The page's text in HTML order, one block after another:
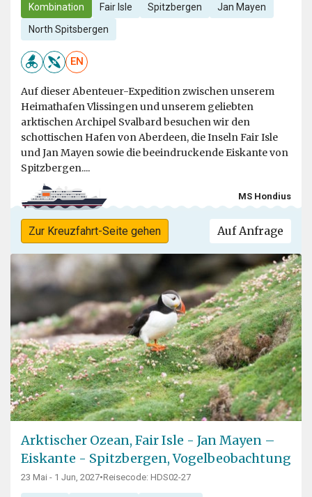
Kombination Fair Isle Spitzbergen Jan Mayen
North Spitsbergen
EN
Auf dieser Abenteuer-Expedition zwischen unserem
Heimathafen Vlissingen und unserem geliebten
arktischen Archipel Svalbard besuchen wir den
schottischen Hafen von Aberdeen, die Inseln Fair Isle
und Jan Mayen sowie die beeindruckende Eiskante von
Spitzbergen....
MS Hondius
Zur Kreuzfahrt-Seite gehen Auf Anfrage
Arktischer Ozean, Fair Isle - Jan Mayen –
Eiskante - Spitzbergen, Vogelbeobachtung
23 Mai - 1 Jun, 2027•Reisecode: HDS02-27